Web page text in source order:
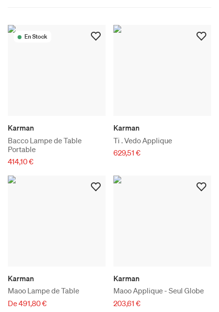
En Stock
Karman
Bacco Lampe de Table
Portable
414,10 €
Karman
Ti . Vedo Applique
629,51 €
Karman
Maoo Lampe de Table
De 491,80 €
Karman
Maoo Applique - Seul Globe
203,61 €